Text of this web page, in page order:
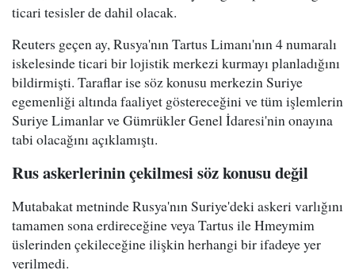
ticari tesisler de dahil olacak.
Reuters geçen ay, Rusya'nın Tartus Limanı'nın 4 numaralı
iskelesinde ticari bir lojistik merkezi kurmayı planladığını
bildirmişti. Taraflar ise söz konusu merkezin Suriye
egemenliği altında faaliyet göstereceğini ve tüm işlemlerin
Suriye Limanlar ve Gümrükler Genel İdaresi'nin onayına
tabi olacağını açıklamıştı.
Rus askerlerinin çekilmesi söz konusu değil
Mutabakat metninde Rusya'nın Suriye'deki askeri varlığını
tamamen sona erdireceğine veya Tartus ile Hmeymim
üslerinden çekileceğine ilişkin herhangi bir ifadeye yer
verilmedi.